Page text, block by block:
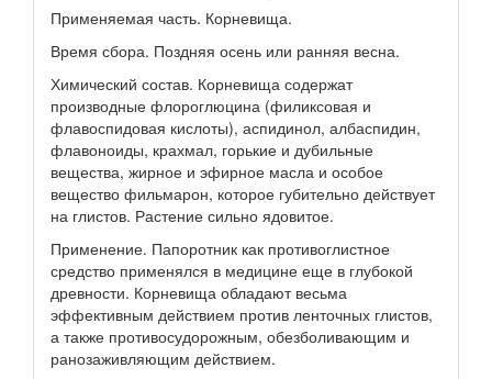
Применяемая часть. Корневища.
Время сбора. Поздняя осень или ранняя весна.
Химический состав. Корневища содержат
производные флороглюцина (филиксовая и
флавоспидовая кислоты), аспидинол, албаспидин,
флавоноиды, крахмал, горькие и дубильные
вещества, жирное и эфирное масла и особое
вещество фильмарон, которое губительно действует
на глистов. Растение сильно ядовитое.
Применение. Папоротник как противоглистное
средство применялся в медицине еще в глубокой
древности. Корневища обладают весьма
эффективным действием против ленточных глистов,
а также противосудорожным, обезболивающим и
ранозаживляющим действием.